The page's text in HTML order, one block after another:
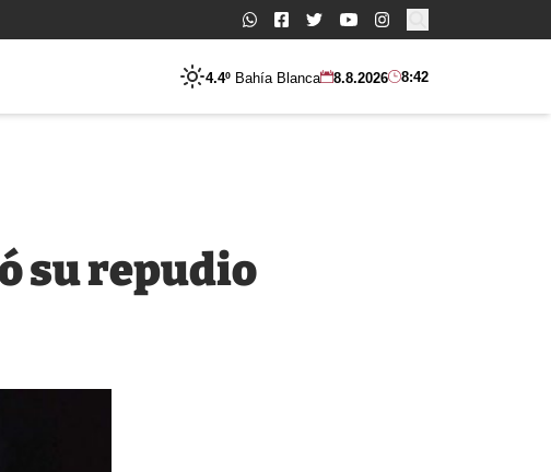
Buscar:
4.4º Bahía Blanca 8.8.2026 8:42
su repudio